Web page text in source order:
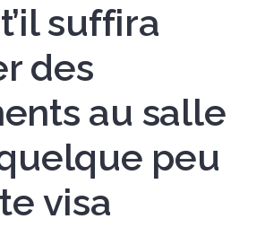
suffira
des
au salle
peu
visa